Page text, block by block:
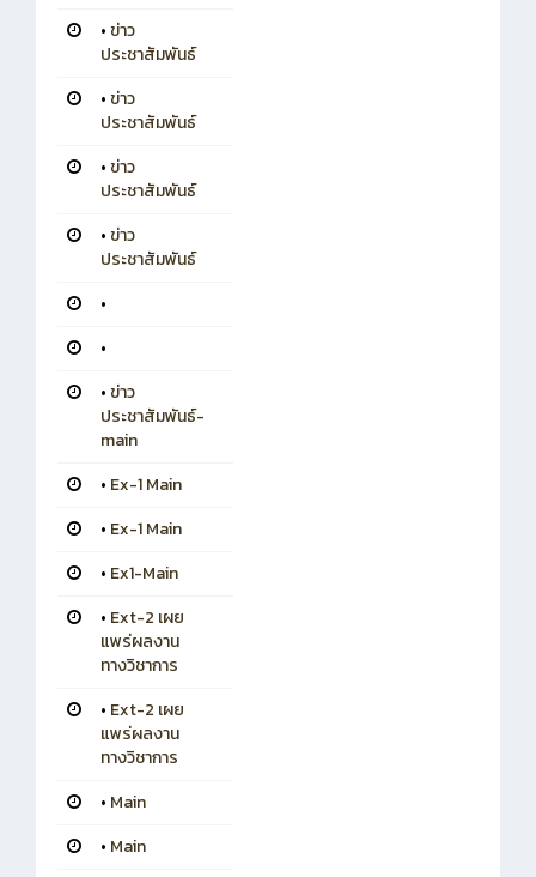
• ข่าว
ประชาสัมพันธ์
• ข่าว
ประชาสัมพันธ์
• ข่าว
ประชาสัมพันธ์
• ข่าว
ประชาสัมพันธ์
•
•
• ข่าว
ประชาสัมพันธ์-
main
• Ex-1 Main
• Ex-1 Main
• Ex1-Main
• Ext-2 เผย
แพร่ผลงาน
ทางวิชาการ
• Ext-2 เผย
แพร่ผลงาน
ทางวิชาการ
• Main
• Main